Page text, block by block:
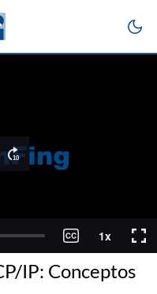
IP: Conceptos